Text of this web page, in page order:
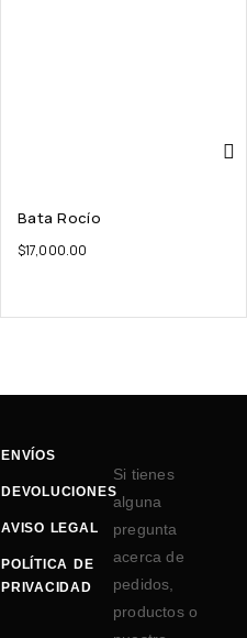
Bata Rocío
$17,000.00
ENVÍOS
DEVOLUCIONES
AVISO LEGAL
POLÍTICA DE
PRIVACIDAD
Si tienes
alguna
pregunta
acerca de
pedidos,
productos o